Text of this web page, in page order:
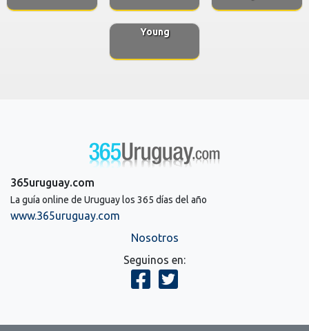
Young
365uruguay.com
La guía online de Uruguay los 365 días del año
www.365uruguay.com
Nosotros
Seguinos en: